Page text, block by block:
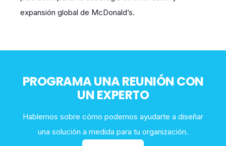
expansión global de McDonald’s.
PROGRAMA UNA REUNIÓN CON
UN EXPERTO
Hablemos sobre cómo podemos ayudarte a diseñar
una solución a medida para tu organización.